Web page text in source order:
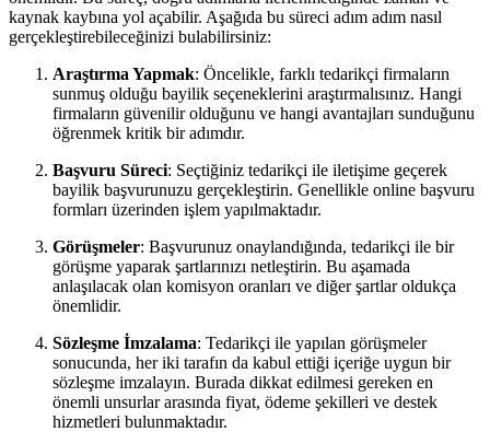
kaynak kaybına yol açabilir. Aşağıda bu süreci adım adım nasıl
gerçekleştirebileceğinizi bulabilirsiniz:
Araştırma Yapmak: Öncelikle, farklı tedarikçi firmaların
sunmuş olduğu bayilik seçeneklerini araştırmalısınız. Hangi
firmaların güvenilir olduğunu ve hangi avantajları sunduğunu
öğrenmek kritik bir adımdır.
Başvuru Süreci: Seçtiğiniz tedarikçi ile iletişime geçerek
bayilik başvurunuzu gerçekleştirin. Genellikle online başvuru
formları üzerinden işlem yapılmaktadır.
Görüşmeler: Başvurunuz onaylandığında, tedarikçi ile bir
görüşme yaparak şartlarınızı netleştirin. Bu aşamada
anlaşılacak olan komisyon oranları ve diğer şartlar oldukça
önemlidir.
Sözleşme İmzalama: Tedarikçi ile yapılan görüşmeler
sonucunda, her iki tarafın da kabul ettiği içeriğe uygun bir
sözleşme imzalayın. Burada dikkat edilmesi gereken en
önemli unsurlar arasında fiyat, ödeme şekilleri ve destek
hizmetleri bulunmaktadır.